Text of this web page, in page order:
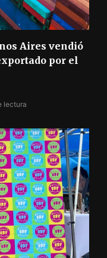
Aires vendió
por el
lectura